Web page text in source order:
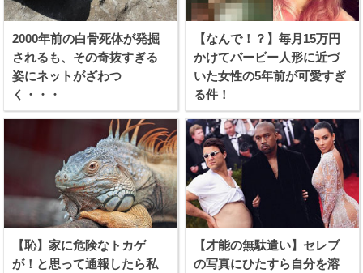
2000年前の白骨死体が発掘
されるも、その奇抜すぎる
姿にネットがざわつ
く・・・
【なんで！？】毎月15万円
かけてバービー人形に近づ
いた女性の5年前が可愛すぎ
る件！
【恥】家に危険なトカゲ
が！と思って通報したら私
【才能の無駄遣い】セレブ
の写真にひたすら自分を溶